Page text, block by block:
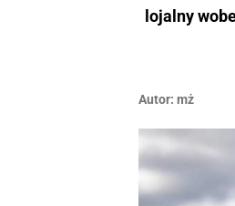
lojalny
Autor: mż